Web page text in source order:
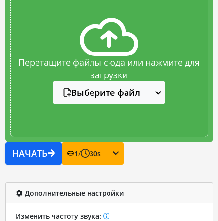
Перетащите файлы сюда или нажмите для
загрузки
Выберите файл
НАЧАТЬ 1/ 30s
Дополнительные настройки
Изменить частоту звука: